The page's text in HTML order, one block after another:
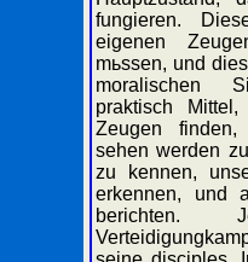
fungieren.
eigenen
mьssen, und
moralischen
praktisch
Zeugen
sehen werden
zu kennen,
erkennen, und
berichten.